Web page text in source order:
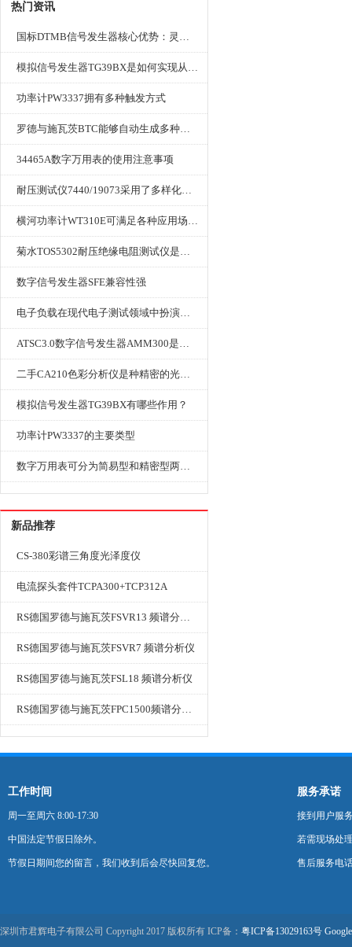
热门资讯
国标DTMB信号发生器核心优势：灵活性与准确性的结合
模拟信号发生器TG39BX是如何实现从直流到交流的波形转换?
功率计PW3337拥有多种触发方式
罗德与施瓦茨BTC能够自动生成多种音视频信号
34465A数字万用表的使用注意事项
耐压测试仪7440/19073采用了多样化的功能设计
横河功率计WT310E可满足各种应用场景的需求
菊水TOS5302耐压绝缘电阻测试仪是种重要的电气安全检测设备
数字信号发生器SFE兼容性强
电子负载在现代电子测试领域中扮演着重要的角色
ATSC3.0数字信号发生器AMM300是能够产生各种数字信号的电子设备
二手CA210色彩分析仪是种精密的光学测量仪器
模拟信号发生器TG39BX有哪些作用？
功率计PW3337的主要类型
数字万用表可分为简易型和精密型两大类
新品推荐
CS-380彩谱三角度光泽度仪
电流探头套件TCPA300+TCP312A
RS德国罗德与施瓦茨FSVR13 频谱分析仪
RS德国罗德与施瓦茨FSVR7 频谱分析仪
RS德国罗德与施瓦茨FSL18 频谱分析仪
RS德国罗德与施瓦茨FPC1500频谱分析仪
工作时间
周一至周六 8:00-17:30
中国法定节假日除外。
节假日期间您的留言，我们收到后会尽快回复您。
服务承诺
接到用户服
若需现场处
售后服务电
深圳市君辉电子有限公司 Copyright 2017 版权所有 ICP备： 粤ICP备13029163号